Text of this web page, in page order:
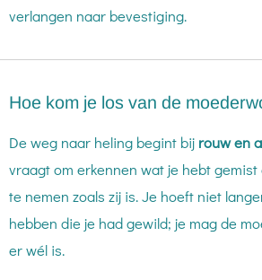
verlangen naar bevestiging.
Hoe kom je los van de
De weg naar heling begint bij rouw en
vraagt om erkennen wat je hebt
te nemen zoals zij is. Je hoeft niet
hebben die je had gewild; je mag de
er wél is.